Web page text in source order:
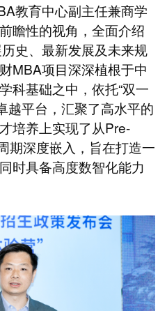
教育中心副主任兼商学
瞻性的视角，全面介绍
史、最新发展及未来规
MBA项目深深植根于中
科基础之中，依托“双一
越平台，汇聚了高水平的
培养上实现了从Pre-
期深度嵌入，旨在打造一
时具备高度数智化能力